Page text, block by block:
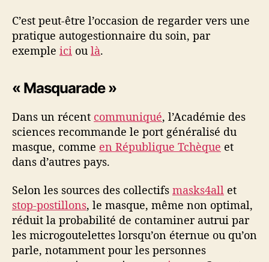
C’est peut-être l’occasion de regarder vers une
pratique autogestionnaire du soin, par
exemple ici ou là.
« Masquarade »
Dans un récent communiqué, l’Académie des
sciences recommande le port généralisé du
masque, comme en République Tchèque et
dans d’autres pays.
Selon les sources des collectifs masks4all et
stop-postillons, le masque, même non optimal,
réduit la probabilité de contaminer autrui par
les microgoutelettes lorsqu’on éternue ou qu’on
parle, notamment pour les personnes